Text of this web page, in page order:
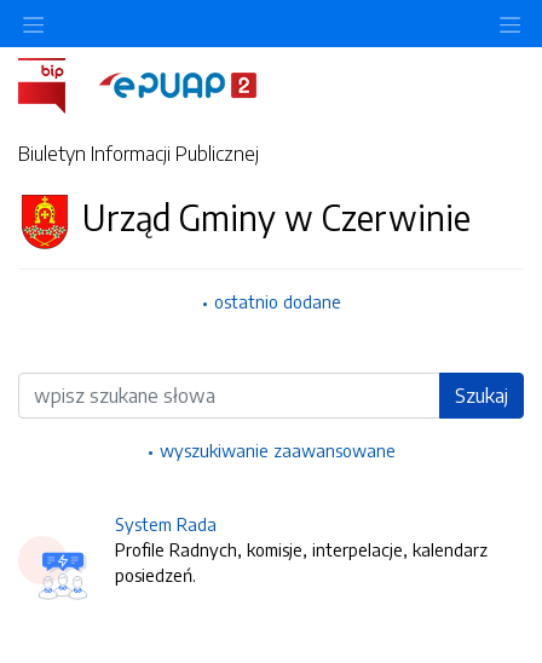
Biuletyn Informacji Publicznej
Urząd Gminy w Czerwinie
ostatnio dodane
Wyszukiwarka Szukaj
wyszukiwanie zaawansowane
System Rada
Profile Radnych, komisje, interpelacje, kalendarz
posiedzeń.